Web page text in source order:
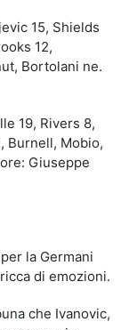
15, Shields
12,
Bortolani ne.
19, Rivers 8,
Burnell, Mobio,
Giuseppe
la Germani
di emozioni.
che Ivanovic,